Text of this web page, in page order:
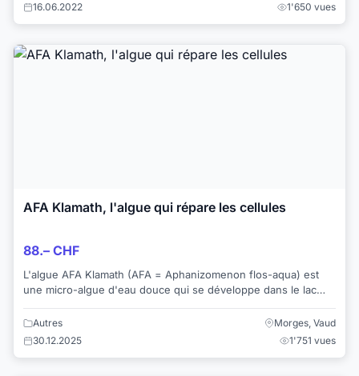
16.06.2022
1'650 vues
AFA Klamath, l'algue qui répare les cellules
88.– CHF
L'algue AFA Klamath (AFA = Aphanizomenon flos-aqua) est
une micro-algue d'eau douce qui se développe dans le lac
Autres
Morges, Vaud
30.12.2025
1'751 vues